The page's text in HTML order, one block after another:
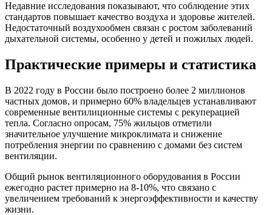
Недавние исследования показывают, что соблюдение этих
стандартов повышает качество воздуха и здоровье жителей.
Недостаточный воздухообмен связан с ростом заболеваний
дыхательной системы, особенно у детей и пожилых людей.
Практические примеры и статистика
В 2022 году в России было построено более 2 миллионов
частных домов, и примерно 60% владельцев устанавливают
современные вентилиционные системы с рекуперацией
тепла. Согласно опросам, 75% жильцов отметили
значительное улучшение микроклимата и снижение
потребления энергии по сравнению с домами без систем
вентиляции.
Общий рынок вентиляционного оборудования в России
ежегодно растет примерно на 8-10%, что связано с
увеличением требований к энергоэффективности и качеству
жизни.